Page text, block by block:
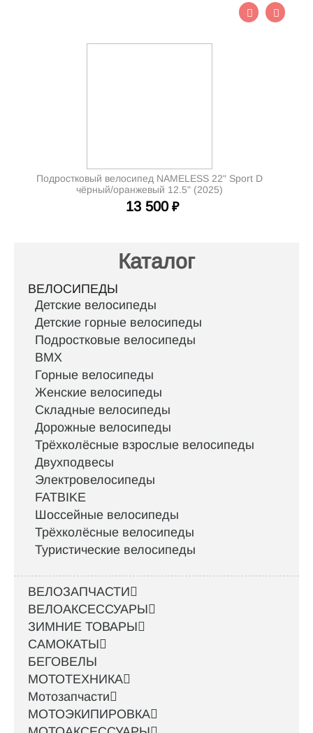
Подростковый велосипед NAMELESS 22" Sport D
чёрный/оранжевый 12.5" (2025)
13 500 ₽
Каталог
ВЕЛОСИПЕДЫ
Детские велосипеды
Детские горные велосипеды
Подростковые велосипеды
BMX
Горные велосипеды
Женские велосипеды
Складные велосипеды
Дорожные велосипеды
Трёхколёсные взрослые велосипеды
Двухподвесы
Электровелосипеды
FATBIKE
Шоссейные велосипеды
Трёхколёсные велосипеды
Туристические велосипеды
ВЕЛОЗАПЧАСТИ
ВЕЛОАКСЕССУАРЫ
ЗИМНИЕ ТОВАРЫ
САМОКАТЫ
БЕГОВЕЛЫ
МОТОТЕХНИКА
Мотозапчасти
МОТОЭКИПИРОВКА